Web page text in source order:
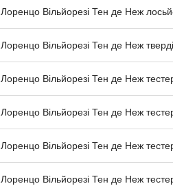
Лоренцо Вільйорезі Тен де Неж
Лоренцо Вільйорезі Тен де Неж
Лоренцо Вільйорезі Тен де Неж
Лоренцо Вільйорезі Тен де Неж
Лоренцо Вільйорезі Тен де Неж
Лоренцо Вільйорезі Тен де Неж